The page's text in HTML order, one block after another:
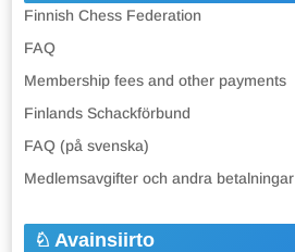
Finnish Chess Federation
FAQ
Membership fees and other payments
Finlands Schackförbund
FAQ (på svenska)
Medlemsavgifter och andra betalningar
Avainsiirto